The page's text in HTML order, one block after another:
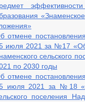
отмене
июля 2021 за №17 «Об
сельского
по 2030 годы
отмене
июля 2021 за №18
поселения